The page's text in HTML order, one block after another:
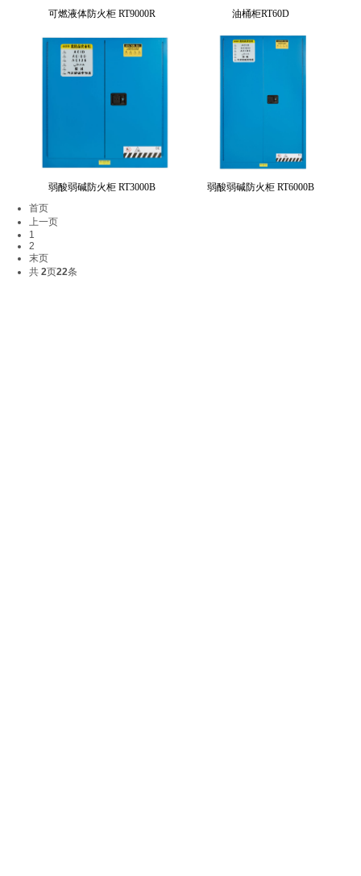
可燃液体防火柜 RT9000R 油桶柜RT60D
弱酸弱碱防火柜 RT3000B
弱酸弱碱防火柜 RT6000B
首页
上一页
1
2
末页
共 2页22条